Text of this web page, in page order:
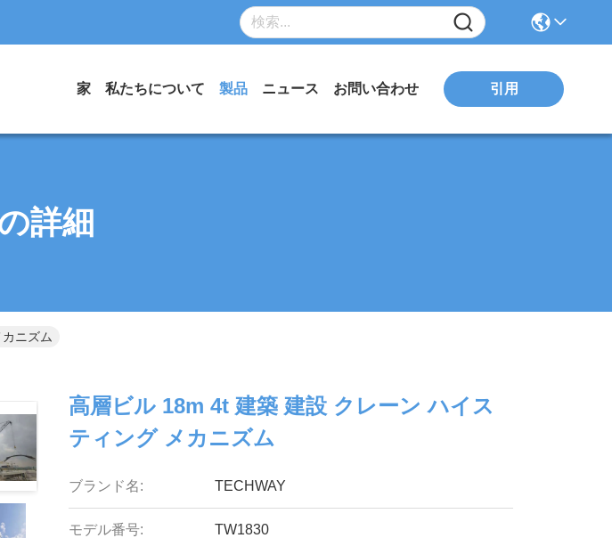
家 私たちについて 製品 ニュース お問い合わせ 引用
詳細
ニズム
高層ビル 18m 4t 建築 建設 クレーン ハイス
ティング メカニズム
ブランド名: TECHWAY
モデル番号: TW1830